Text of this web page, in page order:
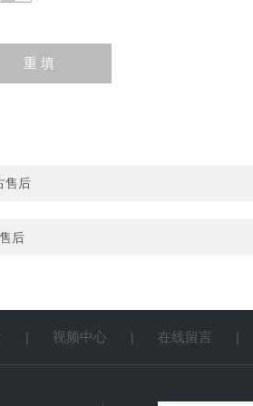
售后
后
| 视频中心 | 在线留言 |